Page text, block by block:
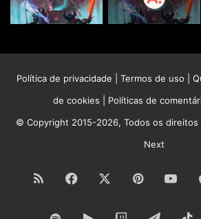
Política de privacidade Termos de uso
de cookies
Políticas de
© Copyright 2015-2026, Todos os
Next
RSS Facebook Pinterest